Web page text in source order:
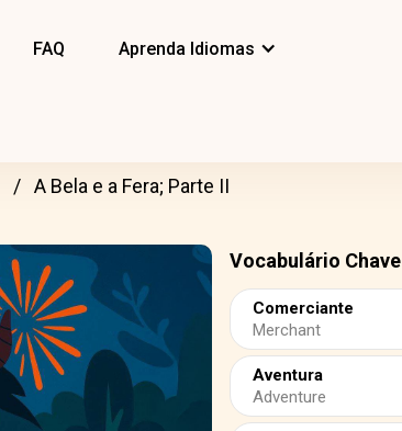
FAQ Aprenda Idiomas
A Bela e a Fera; Parte II
Vocabulário Chave
Comerciante
Merchant
Aventura
Adventure